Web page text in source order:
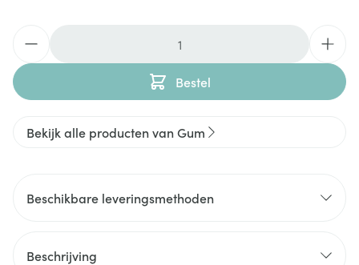
Bestel
Bekijk alle producten van Gum
Beschikbare leveringsmethoden
Beschrijving